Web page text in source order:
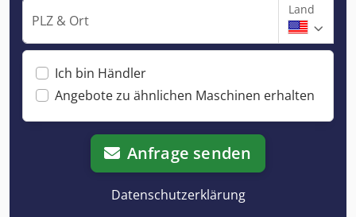
PLZ & Ort
Land
Ich bin Händler
Angebote zu ähnlichen Maschinen erhalten
Anfrage senden
Datenschutzerklärung